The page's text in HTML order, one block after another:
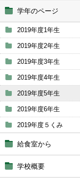
学年のページ
2019年度1年生
2019年度2年生
2019年度3年生
2019年度4年生
2019年度5年生
2019年度6年生
2019年度５くみ
給食室から
学校概要